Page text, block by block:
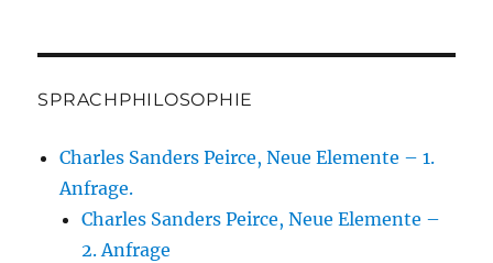
SPRACHPHILOSOPHIE
Charles Sanders Peirce, Neue Elemente – 1.
Anfrage.
Charles Sanders Peirce, Neue Elemente –
2. Anfrage